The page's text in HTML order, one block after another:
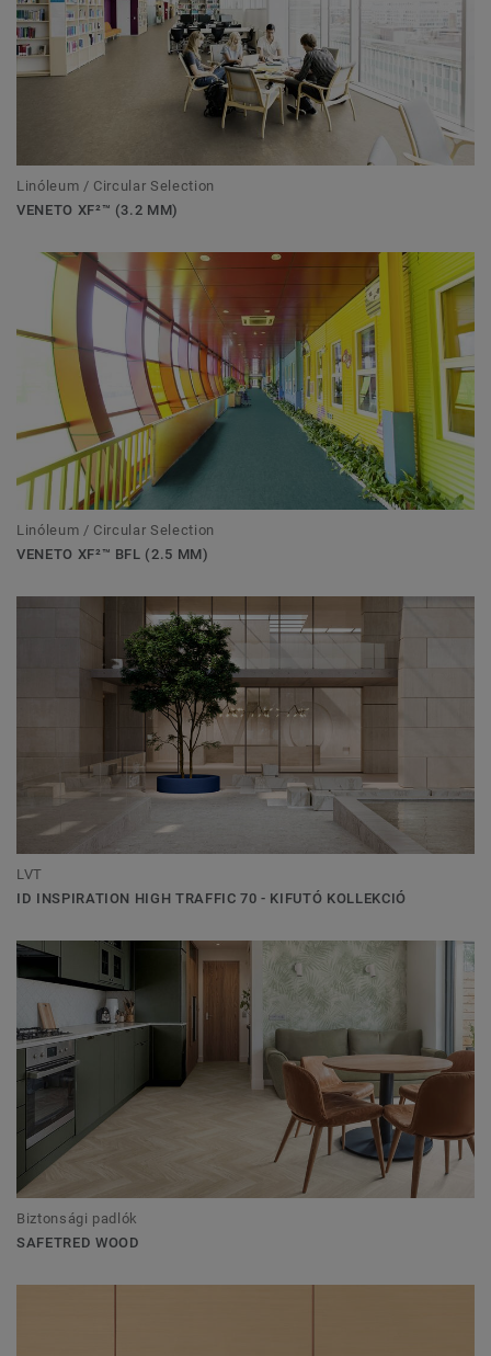
Linóleum / Circular Selection
VENETO XF²™ (3.2 MM)
Linóleum / Circular Selection
VENETO XF²™ BFL (2.5 MM)
LVT
ID INSPIRATION HIGH TRAFFIC 70 - KIFUTÓ KOLLEKCIÓ
Biztonsági padlók
SAFETRED WOOD